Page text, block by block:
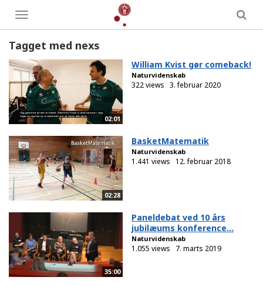
Toggle
menu
Tagget med nexs
02:01
William Kvist gør comeback!
Naturvidenskab
322 views 3. februar 2020
02:28
BasketMatematik
Naturvidenskab
1.441 views 12. februar 2018
35:00
Paneldebat ved 10 års
jubilæums konference...
Naturvidenskab
1.055 views 7. marts 2019